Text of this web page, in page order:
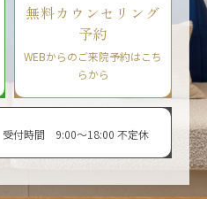
無料カウンセリング
予約
WEBからのご来院予約はこち
らから
受付時間 9:00〜18:00 不定休